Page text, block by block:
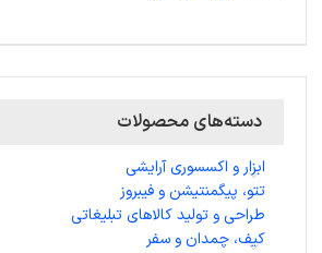
دسته‌های محصولات
ابزار و اکسسوری آرایشی
تتو، پیگمنتیشن و فیبروز
طراحی و تولید کالاهای تبلیغاتی
کیف، چمدان و سفر